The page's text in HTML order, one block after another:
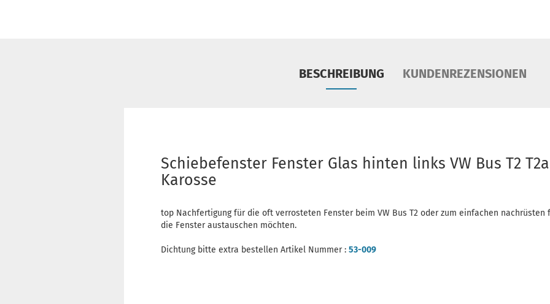
BESCHREIBUNG KUNDENREZENSIONEN
Schiebefenster Fenster Glas hinten links VW Bus T2
Karosse
top Nachfertigung für die oft verrosteten Fenster beim VW Bus T2 oder zum einfachen nachrüsten
die Fenster austauschen möchten.
Dichtung bitte extra bestellen Artikel Nummer : 53-009